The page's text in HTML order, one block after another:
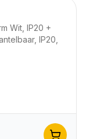
Wit, IP20 +
IP20,